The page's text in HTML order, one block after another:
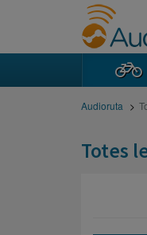
Audioruta
Totes